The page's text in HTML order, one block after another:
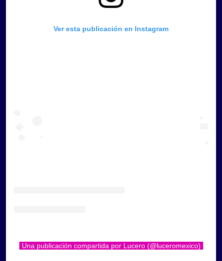
Ver esta publicación en Instagram
Una publicación compartida por Lucero (@luceromexico)